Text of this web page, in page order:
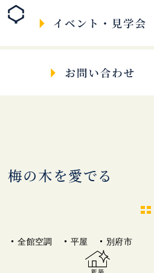
梅の木を愛でる
全館空調 平屋 別府市